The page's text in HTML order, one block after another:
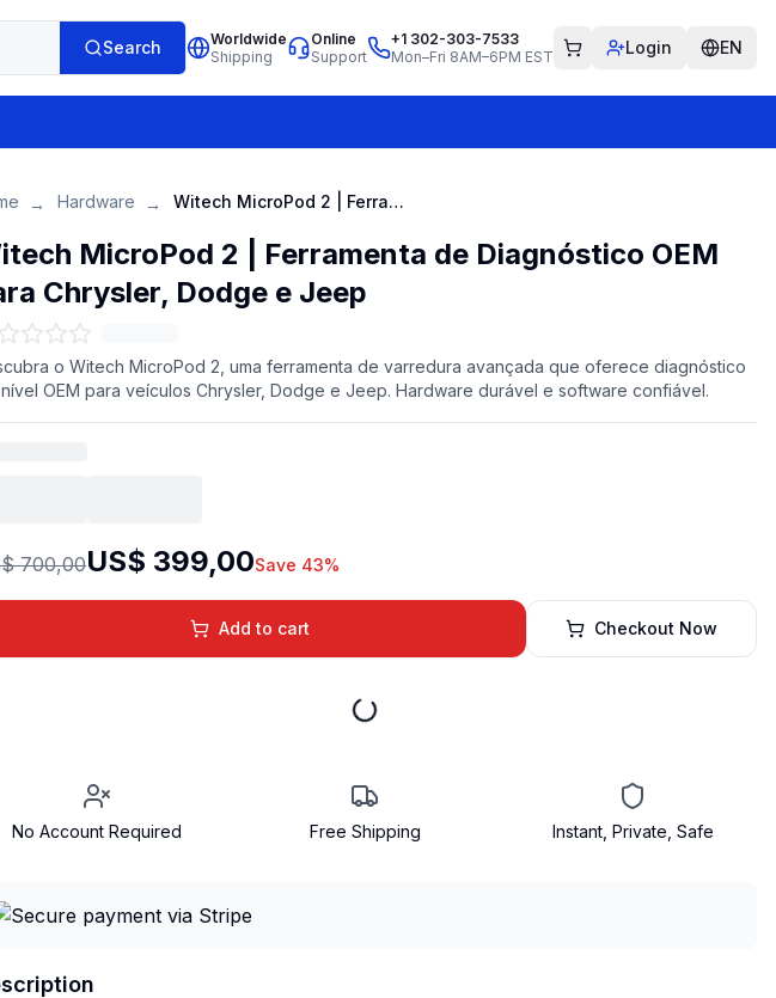
Search
Worldwide
Shipping
Online
Support
+1 302-303-7533
Mon–Fri 8AM–6PM EST
Login EN
→ Hardware → Witech MicroPod 2 | Ferramenta de Diagnóstico OEM para Chrysler, Dodge e Jeep
MicroPod 2 | Ferramenta de Diagnóstico OEM
Chrysler, Dodge e Jeep
o Witech MicroPod 2, uma ferramenta de varredura avançada que oferece diagnóstico
OEM para veículos Chrysler, Dodge e Jeep. Hardware durável e software confiável.
700,00US$ 399,00Save 43%
Add to cart Checkout Now
No Account Required Free Shipping Instant, Private, Safe